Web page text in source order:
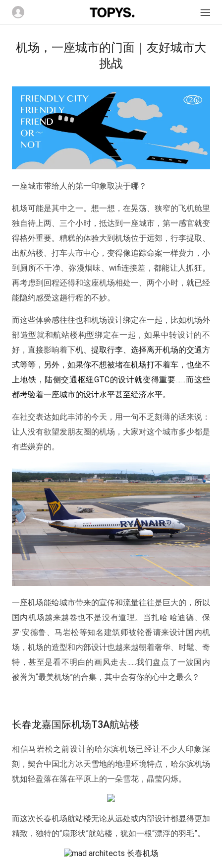
机场，一座城市的门面｜友好城市大
挑战
一座城市带给人的第一印象取决于哪？
机场可能是其中之一。想一想，在晃荡、狭窄的飞机舱里
独自待上两、三个小时，抵达到一座城市，第一感官就变
得格外重要。糟糕的体验大到机场位于远郊，行李提取、
出航站楼、打车去市中心，变得像追踪命案一样费力，小
到厕所不干净、弥漫烟味、wifi连接差，都能让人抓狂。
再考虑到回程还得和这座机场相处一、两个小时，就已经
能隐约感受这趟行程的不妙。
而这些体验感往往也和机场设计绑定在一起，比如机场外
部造型就和航站楼构型绑定在一起，如果中转设计的不
好，直接影响着下机、提取行李、选择离开机场的交通方
式等等，另外，如果你不想被堵在机场打不着车，也坐不
上地铁，陆侧交通枢纽GTC的设计就变得重要……而这些
都考验着一座城市的设计水平甚至经济水平。
在社交表达如此丰沛的今天，用一句不乏刻薄的话来说：
让人没有欲望发朋友圈的机场，大家对这个城市多少都是
有些嫌弃的。
一座机场能给城市带来的宣传和流量往往是巨大的，所以
国内机场越来越卷也不是没有道理。当扎哈·哈迪德、保
罗·安德鲁、马岩松等知名建筑师被轮番请来设计国内机
场，机场的造型和内部设计也越来越朝着奢华、时髦、奇
特，甚至是看不明白的画风走去......我们盘点了一波国内
被誉为“最美机场”的合集，其中会有你的心中之最么？
长春龙嘉国际机场T3A航站楼
相信马岩松之前设计的哈尔滨机场已经让不少人印象深
刻，契合中国北方冰天雪地的地理环境特点，哈尔滨机场
犹如轻盈落在落在平原上的一朵雪花，晶莹闪烁。
而这次长春机场航站楼无论从远处或内部设计都显得更加
精致，独特的“扇形状”航站楼，犹如一根“漂浮的羽毛”。